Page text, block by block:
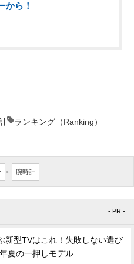
から！
ランキング（Ranking）
> 腕時計
- PR -
新型TVはこれ！失敗しない選び
夏の一押しモデル